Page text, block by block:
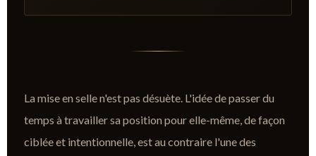
La mise en selle n'est pas désuète. L'idée de passer du
temps à travailler sa position pour elle-même, de façon
ciblée et intentionnelle, est au contraire l'une des